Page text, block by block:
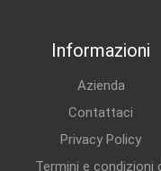
Informazioni
Azienda
Contattaci
Privacy Policy
Termini e condizioni